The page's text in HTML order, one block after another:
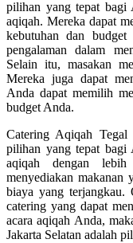
pilihan yang tepat bagi
aqiqah. Mereka dapat
kebutuhan dan
pengalaman dalam
Selain itu, masakan
Mereka juga dapat
Anda dapat memilih
budget Anda.
Catering Aqiqah Tegal
pilihan yang tepat bagi
aqiqah dengan
menyediakan makanan
biaya yang terjangkau.
catering yang dapat
acara aqiqah Anda,
Jakarta Selatan adalah